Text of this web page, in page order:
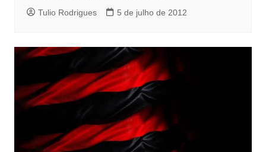
Tulio Rodrigues 5 de julho de 2012